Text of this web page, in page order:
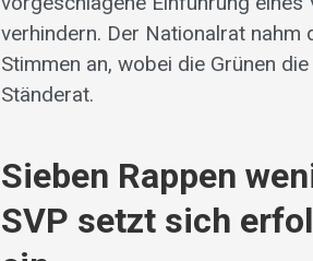
verhindern. Der Nationalrat
Stimmen an, wobei die Grünen
Ständerat.
Sieben Rappen
SVP setzt sich